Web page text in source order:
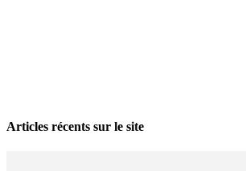
Articles récents sur le site